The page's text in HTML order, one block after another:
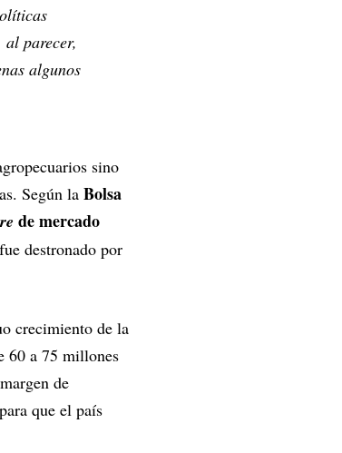
parecer,
algunos
sino
Según la Bolsa
de mercado
destronado por
crecimiento de la
60 a 75 millones
de
que el país